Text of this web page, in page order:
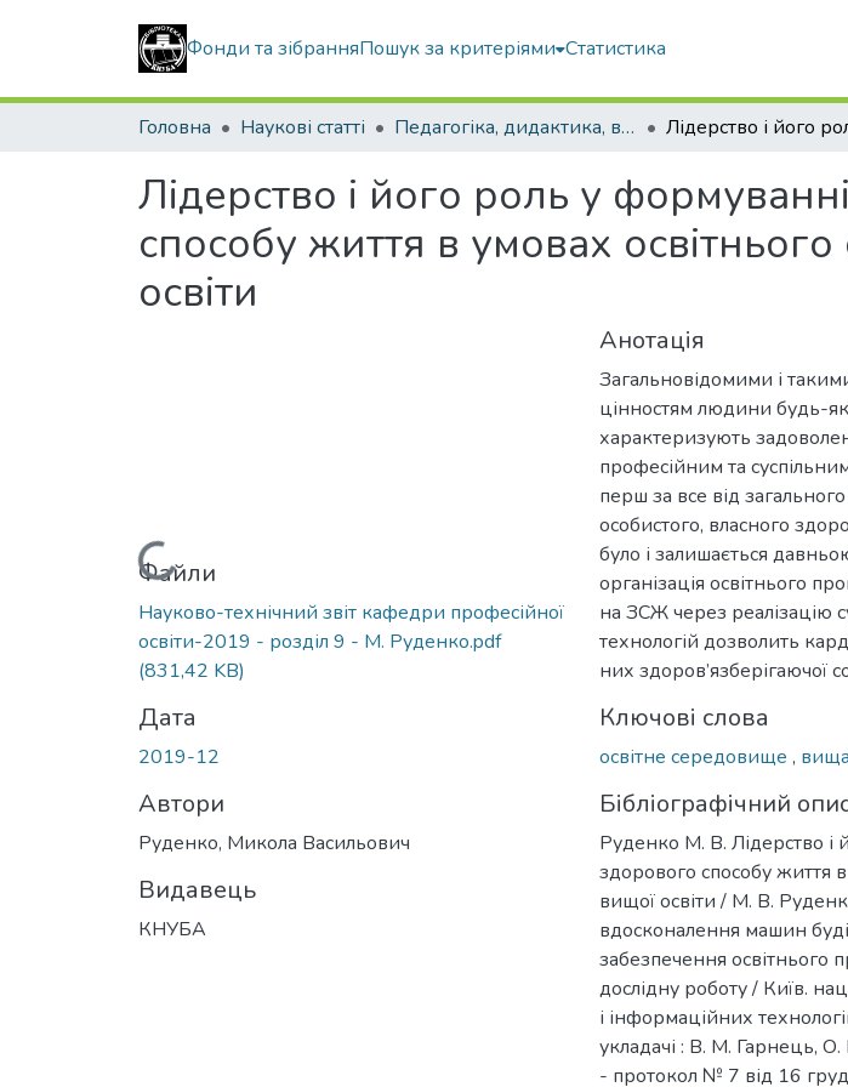
Фонди та зібранняПошук за критеріями Статистика
Головна Наукові статті Педагогіка, дидактика, вища освіта
Лідерство і його роль у
способу життя в умовах
освіти
Вантажиться...
Файли
Науково-технічний звіт кафедри професійної
освіти-2019 - розділ 9 - М. Руденко.pdf
(831,42 KB)
Дата
2019-12
Автори
Руденко, Микола Васильович
Видавець
КНУБА
Анотація
Загальновідомими і
цінностям людини будь-
характеризують
професійним та
перш за все від
особистого, власного
було і залишається
організація освітнього
на ЗСЖ через реалізацію
технологій дозволить
них здоров’язберігаючої
Ключові слова
освітне середовище , вища
Бібліографічний
Руденко М. В. Лідерство і
здорового способу життя
вищої освіти / М. В.
вдосконалення машин
забезпечення освітнього
дослідну роботу / Київ.
і інформаційних
укладачі : В. М. Гарнець,
- протокол № 7 від 16